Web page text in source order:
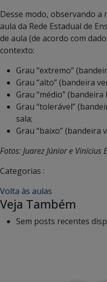
Desse modo, observando a
aula da Rede Estadual de
de aula (de acordo com
contexto:
Grau “extremo”
Grau “alto” (bandeira
Grau “médio”
Grau “tolerável”
sala;
Grau “baixo” (bandeira
Fotos: Juarez Júnior e Vinícius
Categorias :
Volta às aulas
Veja Também
Sem posts recentes